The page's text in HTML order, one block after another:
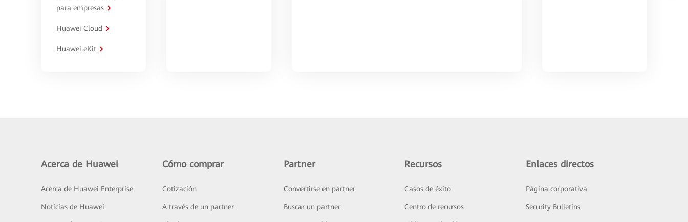
para empresas
Huawei Cloud
Huawei eKit
Acerca de Huawei
Acerca de Huawei Enterprise
Noticias de Huawei
Cómo comprar
Cotización
A través de un partner
Partner
Convertirse en partner
Buscar un partner
Recursos
Casos de éxito
Centro de recursos
Enlaces directos
Página corporativa
Security Bulletins